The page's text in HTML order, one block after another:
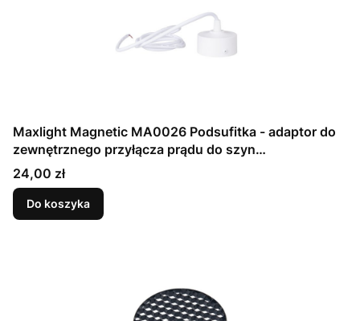
Maxlight Magnetic MA0026 Podsufitka - adaptor do
zewnętrznego przyłącza prądu do szyn
magnetycznych, kolor biały
Cena
24,00 zł
Do koszyka